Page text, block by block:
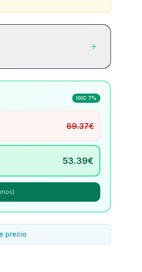
IGIC 7%
69.37€
53.39€
precio